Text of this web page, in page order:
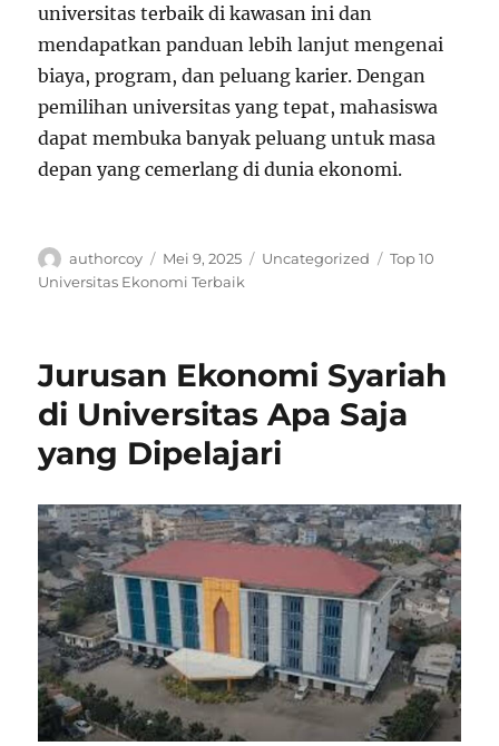
universitas terbaik di kawasan ini dan
mendapatkan panduan lebih lanjut mengenai
biaya, program, dan peluang karier. Dengan
pemilihan universitas yang tepat, mahasiswa
dapat membuka banyak peluang untuk masa
depan yang cemerlang di dunia ekonomi.
Author
authorcoy
Posted
on
Mei 9, 2025 Categories
Uncategorized Tags
Top 10
Universitas Ekonomi Terbaik
Jurusan Ekonomi Syariah
di Universitas Apa Saja
yang Dipelajari